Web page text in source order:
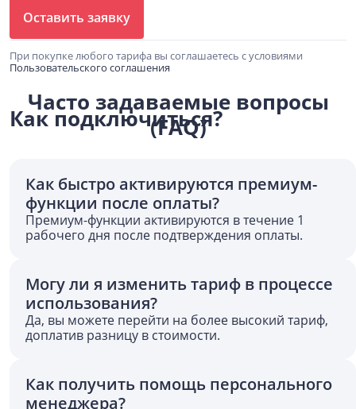
При покупке любого тарифа вы соглашаетесь с условиями
Пользовательского соглашения
Как подключиться?
Оставить заявку
Часто задаваемые вопросы
(FAQ)
Как быстро активируются премиум-
функции после оплаты?
Премиум-функции активируются в течение 1
рабочего дня после подтверждения оплаты.
Могу ли я изменить тариф в процессе
использования?
Да, вы можете перейти на более высокий тариф,
доплатив разницу в стоимости.
Как получить помощь персонального
менеджера?